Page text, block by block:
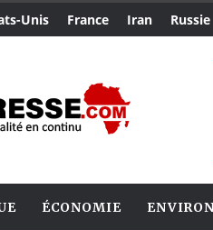
Unis France Iran Russie
ÉCONOMIE